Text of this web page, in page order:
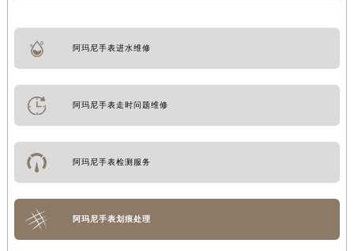
阿玛尼手表进水维修
阿玛尼手表走时问题维修
阿玛尼手表检测服务
阿玛尼手表划痕处理